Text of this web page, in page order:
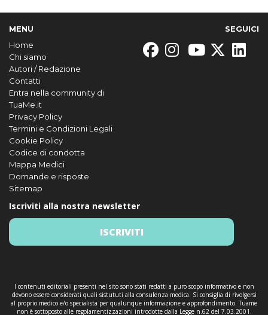
MENU
Home
Chi siamo
Autori / Redazione
Contatti
Entra nella community di
TuaMe.it
Privacy Policy
Termini e Condizioni Legali
Cookie Policy
Codice di condotta
Mappa Medici
Domande e risposte
Sitemap
SEGUICI
Iscriviti alla nostra newsletter
ISCRIVITI
I contenuti editoriali presenti nel sito sono stati redatti a puro scopo informativo e non
devono essere considerati quali sistututi alla consulenza medica. Si consiglia di rivolgersi
al proprio medico e/o specialista per qualunque informazione e approfondimento. Tuame
non è sottoposto alle regolamentizzazioni introdotte dalla Legge n.62 del 7.03.2001.